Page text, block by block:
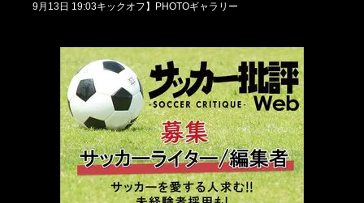
9月13日 19:03キックオフ】PHOTOギャラリー